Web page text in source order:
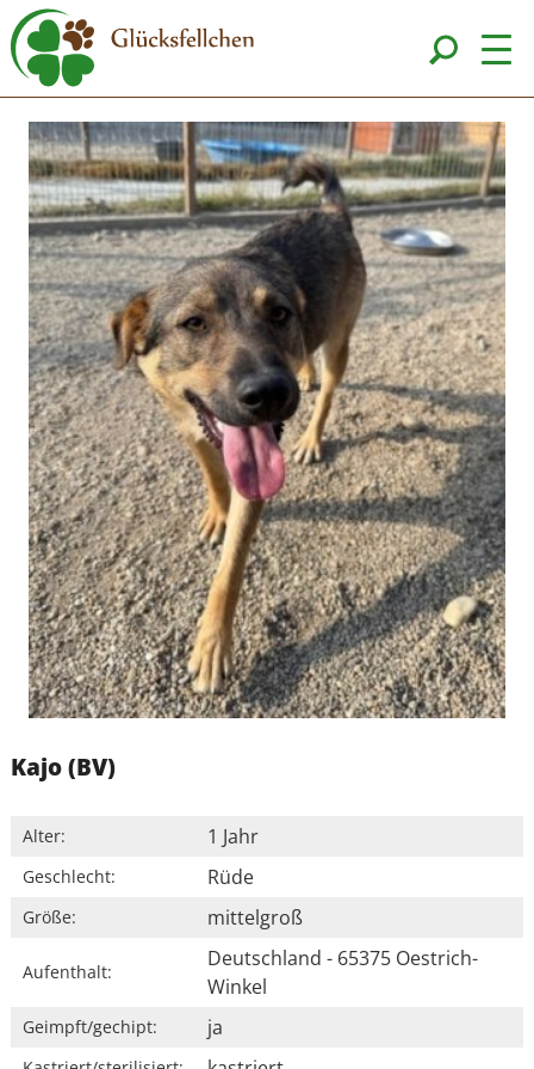
Kajo (BV)
Alter: 1 Jahr
Geschlecht: Rüde
Größe: mittelgroß
Aufenthalt:
Deutschland - 65375 Oestrich-
Winkel
Geimpft/gechipt: ja